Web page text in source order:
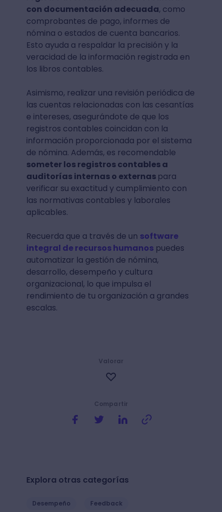
con documentación adecuada, como
comprobantes de pago, informes de
nómina o estados de cuenta bancarios.
Esto ayuda a respaldar la precisión y la
veracidad de la información registrada en
los libros contables.
Asimismo, realizar una revisión periódica de
las cuentas relacionadas con las cesantías
e intereses, asegurándote de que los
registros contables coincidan con la
información proporcionada por el sistema
de nómina. Además, es recomendable
someter los registros contables a
auditorías internas o externas para
verificar su exactitud y cumplimiento con
las normativas contables y laborales
aplicables.
Recuerda que a través de un software
integral de recursos humanospuedes
automatizar la gestión de nómina,
desarrollo, desempeño y cultura
organizacional, lo que impulsa el
rendimiento de tu organización a grandes
escalas.
Compartir
Valorar
Explora otras categorías
Desempeño Feedback